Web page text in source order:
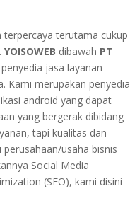
terpercaya terutama cukup
. YOISOWEB dibawah PT
jasa layanan
Kami merupakan penyedia
android yang dapat
yang bergerak dibidang
tapi kualitas dan
usaha bisnis
Social Media
(SEO), kami disini